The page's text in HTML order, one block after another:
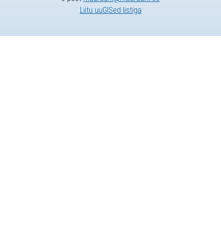
Liitu uuGISed listiga